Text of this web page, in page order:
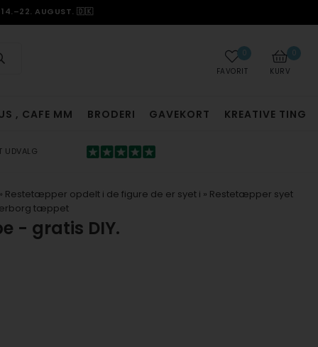
14.–22. AUGUST. 🇩🇰
0
KURV
0
FAVORIT
, CAFE MM BRODERI GAVEKORT KREATIVE TING
UDVALG
Restetæpper opdelt i de figure de er syet i » Restetæpper syet
tæppet
- gratis DIY.